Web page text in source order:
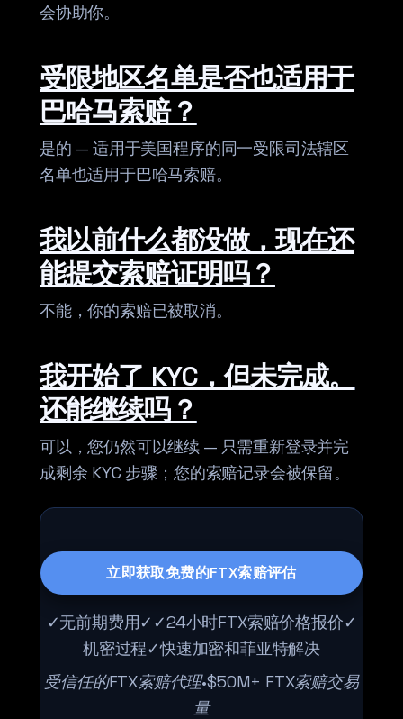
会协助你。
受限地区名单是否也适用于
巴哈马索赔？
是的 — 适用于美国程序的同一受限司法辖区
名单也适用于巴哈马索赔。
我以前什么都没做，现在还
能提交索赔证明吗？
不能，你的索赔已被取消。
我开始了 KYC，但未完成。
还能继续吗？
可以，您仍然可以继续 — 只需重新登录并完
成剩余 KYC 步骤；您的索赔记录会被保留。
立即获取免费的FTX索赔评估
✓无前期费用✓✓24小时FTX索赔价格报价✓
机密过程✓快速加密和菲亚特解决
受信任的FTX索赔代理•$50M+ FTX索赔交易
量